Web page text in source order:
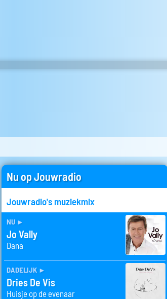
Nu op Jouwradio
Jouwradio's muziekmix
nu ►
Jo Vally
Dana
dadelijk ►
Dries De Vis
Huisje op de evenaar